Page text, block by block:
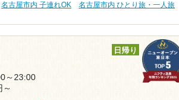
名古屋市内 子連れOK
名古屋市内 ひとり旅・一人旅
日帰り
～23:00